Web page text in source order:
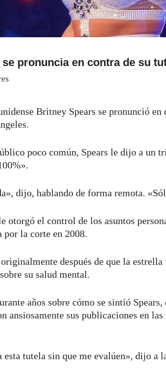
pronuncia en contra de su
Britney Spears se pronunció en
poco común, Spears le dijo a un
dijo, hablando de forma remota.
otorgó el control de los asuntos
por la corte en 2008.
después de que la
su salud mental.
años sobre cómo se sintió
ansiosamente sus publicaciones en las
esta tutela sin que me evalúen», dijo a